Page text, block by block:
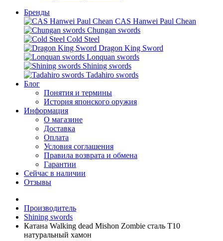
Бренды
CAS Hanwei Paul Chean
Chungan swords
Cold Steel
Dragon King Sword
Lonquan swords
Shining swords
Tadahiro swords
Блог
Понятия и термины
История японского оружия
Информация
О магазине
Доставка
Оплата
Условия соглашения
Правила возврата и обмена
Гарантии
Сейчас в наличии
Отзывы
Производитель
Shining swords
Катана Walking dead Mishon Zombie сталь T10
натуральный хамон